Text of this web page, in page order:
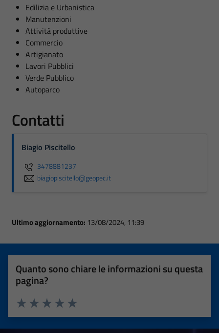
Edilizia e Urbanistica
Manutenzioni
Attività produttive
Commercio
Artigianato
Lavori Pubblici
Verde Pubblico
Autoparco
Contatti
Biagio Piscitello
3478881237
biagiopiscitello@geopec.it
Ultimo aggiornamento: 13/08/2024, 11:39
Quanto sono chiare le informazioni su questa
pagina?
Valuta 5 stelle su 5
Valuta 4 stelle su 5
Valuta 3 stelle su 5
Valuta 2 stelle su 5
Valuta 1 stelle su 5